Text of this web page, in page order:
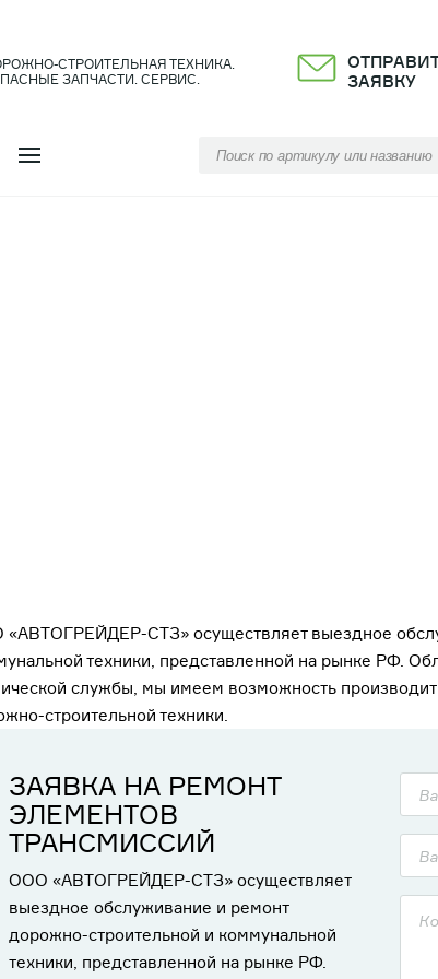
СТРОИТЕЛЬНАЯ ТЕХНИКА.
ЗАПЧАСТИ. СЕРВИС.
ЗАЯВКУ
СТЗ» осуществляет выездное
техники, представленной на рынке РФ.
службы, мы имеем возможность
строительной техники.
ЗАЯВКА НА РЕМОНТ
ЭЛЕМЕНТОВ
ТРАНСМИССИЙ
ООО «АВТОГРЕЙДЕР-СТЗ» осуществляет
выездное обслуживание и ремонт
дорожно-строительной и коммунальной
техники, представленной на рынке РФ.